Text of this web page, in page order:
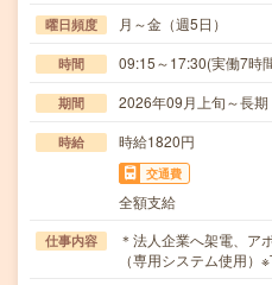
曜日頻度 月～金（週5日）
時間 09:15～17:30(実働7
期間 2026年09月上旬～長
時給 時給1820円
交通費
全額支給
仕事内容
＊法人企業へ架電、ア
（専用システム使用